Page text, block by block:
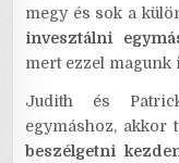
megy és sok a
invesztálni
mert ezzel magunk
Judith és
egymáshoz, akkor
beszélgetni